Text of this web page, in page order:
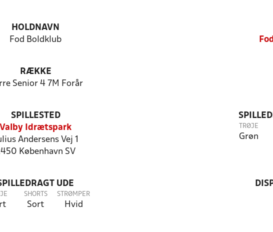
HOLDNAVN
Fod Boldklub
RÆKKE
Senior 4 7M Forår
SPILLESTED
Valby Idrætspark
Andersens Vej 1
København SV
TRØJE
Grøn
UDE
SHORTS
Sort
STRØMPER
Hvid